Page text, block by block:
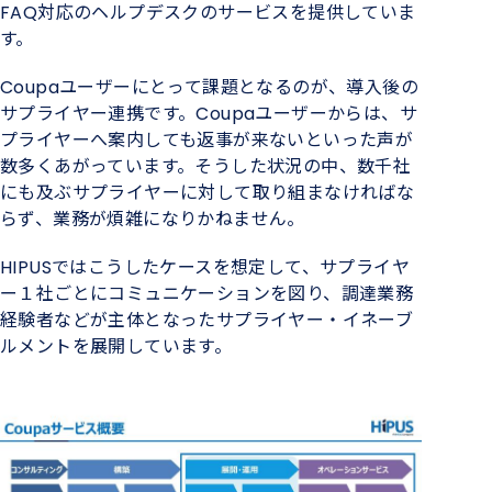
FAQ対応のヘルプデスクのサービスを提供していま
す。
Coupaユーザーにとって課題となるのが、導入後の
サプライヤー連携です。Coupaユーザーからは、サ
プライヤーへ案内しても返事が来ないといった声が
数多くあがっています。そうした状況の中、数千社
にも及ぶサプライヤーに対して取り組まなければな
らず、業務が煩雑になりかねません。
HIPUSではこうしたケースを想定して、サプライヤ
ー１社ごとにコミュニケーションを図り、調達業務
経験者などが主体となったサプライヤー・イネーブ
ルメントを展開しています。